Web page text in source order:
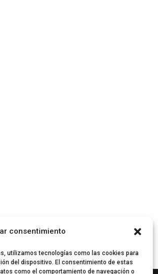
consentimiento
utilizamos tecnologías como las cookies para
del dispositivo. El consentimiento de estas
como el comportamiento de navegación o